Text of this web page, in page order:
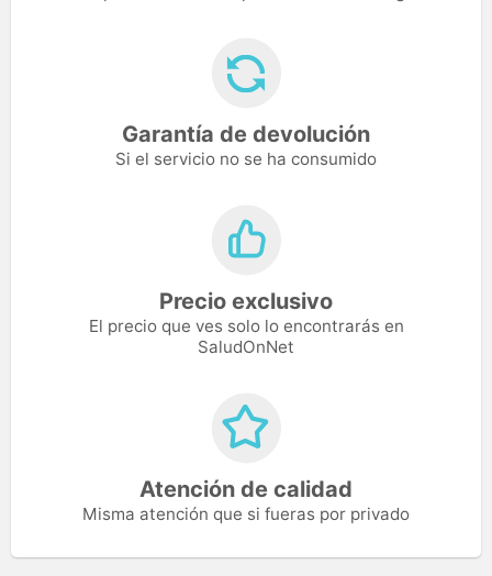
Garantía de devolución
Si el servicio no se ha consumido
Precio exclusivo
El precio que ves solo lo encontrarás en
SaludOnNet
Atención de calidad
Misma atención que si fueras por privado